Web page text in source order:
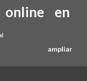
online en
ampliar